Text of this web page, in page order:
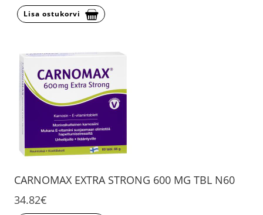
Lisa ostukorvi
CARNOMAX EXTRA STRONG 600 MG TBL N60
34.82€